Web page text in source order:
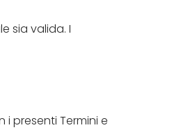
sia valida. I
presenti Termini e